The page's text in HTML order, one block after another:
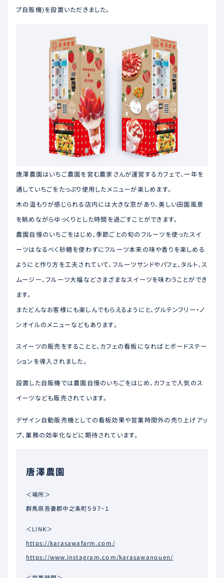
プ自販機)を設置いただきました。
唐澤農園はいちご農園を営む農家さんが運営するカフェで、一年を
通していちごをたっぷり使用したメニューが楽しめます。
木の温もりが感じられる店内には大きな窓があり、美しい田園風景
を眺めながらゆっくりとした時間を過ごすことができます。
農園自慢のいちごをはじめ、季節ごとの旬のフルーツを使ったスイ
ーツはなるべく砂糖を使わずにフルーツ本来の味や香りを楽しめる
ようにと作り方を工夫されていて、フルーツサンドやパフェ、タルト、ス
ムージー、フルーツ大福などさまざまなスイーツを味わうことができ
ます。
またどんなお客様にも楽しんでもらえるようにと、グルテンフリー・ノ
ンオイルのメニューなどもあります。
スイーツの販売をすることと、カフェの看板になればとボードステー
ションを導入されました。
設置した自販機では農園自慢のいちごをはじめ、カフェで人気のス
イーツなども販売されています。
デザイン自動販売機としての看板効果や営業時間外の売り上げアッ
プ、業務の効率化などに期待されています。
唐澤農園
＜場所＞
群馬県吾妻郡中之条町５９７−１
＜LINK＞
https://karasawafarm.com/
https://www.instagram.com/karasawanouen/